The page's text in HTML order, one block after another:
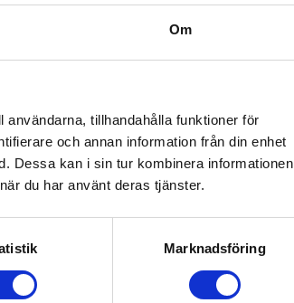
Om
tillhandahålla funktioner för
och annan information från din enhet
Dessa kan i sin tur kombinera informationen
du har använt deras tjänster.
Marknadsföring
pris över mailen.